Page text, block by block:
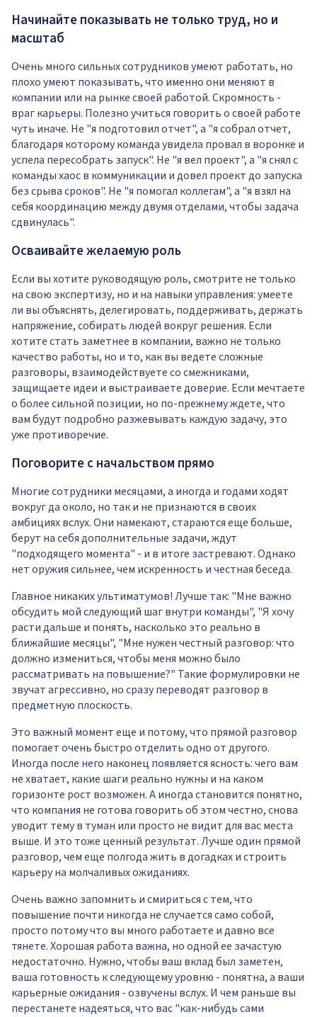
Начинайте показывать не только труд, но и
масштаб
Очень много сильных сотрудников умеют работать, но
плохо умеют показывать, что именно они меняют в
компании или на рынке своей работой. Скромность -
враг карьеры. Полезно учиться говорить о своей работе
чуть иначе. Не "я подготовил отчет", а "я собрал отчет,
благодаря которому команда увидела провал в воронке и
успела пересобрать запуск". Не "я вел проект", а "я снял с
команды хаос в коммуникации и довел проект до запуска
без срыва сроков". Не "я помогал коллегам", а "я взял на
себя координацию между двумя отделами, чтобы задача
сдвинулась".
Осваивайте желаемую роль
Если вы хотите руководящую роль, смотрите не только
на свою экспертизу, но и на навыки управления: умеете
ли вы объяснять, делегировать, поддерживать, держать
напряжение, собирать людей вокруг решения. Если
хотите стать заметнее в компании, важно не только
качество работы, но и то, как вы ведете сложные
разговоры, взаимодействуете со смежниками,
защищаете идеи и выстраиваете доверие. Если мечтаете
о более сильной позиции, но по-прежнему ждете, что
вам будут подробно разжевывать каждую задачу, это
уже противоречие.
Поговорите с начальством прямо
Многие сотрудники месяцами, а иногда и годами ходят
вокруг да около, но так и не признаются в своих
амбициях вслух. Они намекают, стараются еще больше,
берут на себя дополнительные задачи, ждут
"подходящего момента" - и в итоге застревают. Однако
нет оружия сильнее, чем искренность и честная беседа.
Главное никаких ультиматумов! Лучше так: "Мне важно
обсудить мой следующий шаг внутри команды", "Я хочу
расти дальше и понять, насколько это реально в
ближайшие месяцы", "Мне нужен честный разговор: что
должно измениться, чтобы меня можно было
рассматривать на повышение?" Такие формулировки не
звучат агрессивно, но сразу переводят разговор в
предметную плоскость.
Это важный момент еще и потому, что прямой разговор
помогает очень быстро отделить одно от другого.
Иногда после него наконец появляется ясность: чего вам
не хватает, какие шаги реально нужны и на каком
горизонте рост возможен. А иногда становится понятно,
что компания не готова говорить об этом честно, снова
уводит тему в туман или просто не видит для вас места
выше. И это тоже ценный результат. Лучше один прямой
разговор, чем еще полгода жить в догадках и строить
карьеру на молчаливых ожиданиях.
Очень важно запомнить и смириться с тем, что
повышение почти никогда не случается само собой,
просто потому что вы много работаете и давно все
тянете. Хорошая работа важна, но одной ее зачастую
недостаточно. Нужно, чтобы ваш вклад был заметен,
ваша готовность к следующему уровню - понятна, а ваши
карьерные ожидания - озвучены вслух. И чем раньше вы
перестанете надеяться, что вас "как-нибудь сами